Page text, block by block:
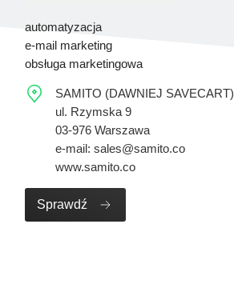
automatyzacja
e-mail marketing
obsługa marketingowa
SAMITO (DAWNIEJ SAVECART)
ul. Rzymska 9
03-976 Warszawa
e-mail: sales@samito.co
www.samito.co
Sprawdź